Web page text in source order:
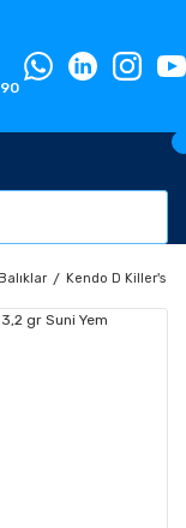
Kendo D Killer's